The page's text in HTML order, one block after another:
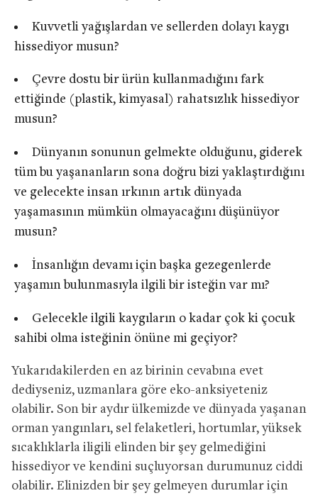
Kuvvetli yağışlardan ve sellerden dolayı kaygı
hissediyor musun?
Çevre dostu bir ürün kullanmadığını fark
ettiğinde (plastik, kimyasal) rahatsızlık hissediyor
musun?
Dünyanın sonunun gelmekte olduğunu, giderek
tüm bu yaşananların sona doğru bizi yaklaştırdığını
ve gelecekte insan ırkının artık dünyada
yaşamasının mümkün olmayacağını düşünüyor
musun?
İnsanlığın devamı için başka gezegenlerde
yaşamın bulunmasıyla ilgili bir isteğin var mı?
Gelecekle ilgili kaygıların o kadar çok ki çocuk
sahibi olma isteğinin önüne mi geçiyor?
Yukarıdakilerden en az birinin cevabına evet
dediyseniz, uzmanlara göre eko-anksiyeteniz
olabilir. Son bir aydır ülkemizde ve dünyada yaşanan
orman yangınları, sel felaketleri, hortumlar, yüksek
sıcaklıklarla iligili elinden bir şey gelmediğini
hissediyor ve kendini suçluyorsan durumunuz ciddi
olabilir. Elinizden bir şey gelmeyen durumlar için